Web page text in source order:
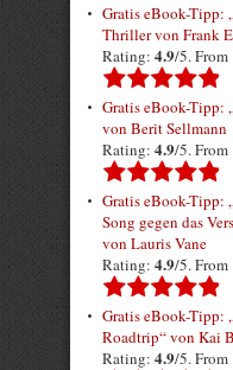
Gratis eBook-Tipp:
Thriller von Frank
Rating: 4.9/5. From
Gratis eBook-Tipp:
von Berit Sellmann
Rating: 4.9/5. From
Gratis eBook-Tipp:
Song gegen das
von Lauris Vane
Rating: 4.9/5. From
Gratis eBook-Tipp:
Roadtrip“ von Kai
Rating: 4.9/5. From